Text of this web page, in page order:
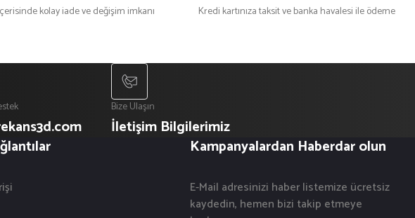
kolay iade ve değişim imkanı Kredi kartınıza taksit ve banka havalesi ile ödeme
Bize Ulaşın
İletişim Bilgilerimiz
Kampanyalardan Haberdar olun
E-Mail adresinizi haber listemize ücretsiz
kaydedin, hemen bizi takip etmeye